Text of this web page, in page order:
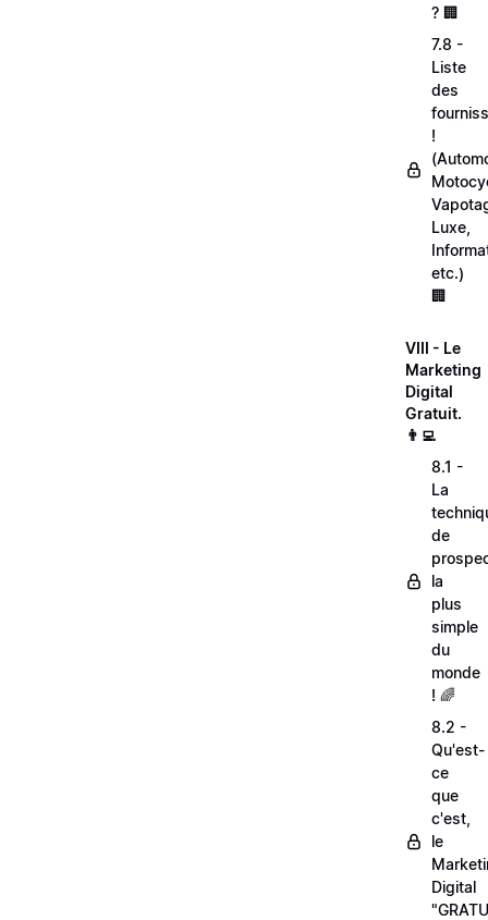
? 🏢
7.8 -
Liste
des
!
Luxe,
etc.)
🏢
VIII - Le
Marketing
Digital
Gratuit.
👨‍💻
8.1 -
La
de
la
plus
simple
du
monde
! 🌈
8.2 -
Qu'est-
ce
que
c'est,
le
Digital